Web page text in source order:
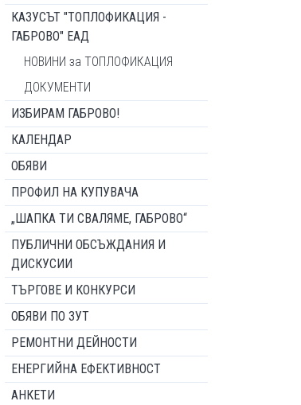
КАЗУСЪТ "ТОПЛОФИКАЦИЯ -
ГАБРОВО" ЕАД
НОВИНИ за ТОПЛОФИКАЦИЯ
ДОКУМЕНТИ
ИЗБИРАМ ГАБРОВО!
КАЛЕНДАР
ОБЯВИ
ПРОФИЛ НА КУПУВАЧА
„ШАПКА ТИ СВАЛЯМЕ, ГАБРОВО“
ПУБЛИЧНИ ОБСЪЖДАНИЯ И
ДИСКУСИИ
ТЪРГОВЕ И КОНКУРСИ
ОБЯВИ ПО ЗУТ
РЕМОНТНИ ДЕЙНОСТИ
ЕНЕРГИЙНА ЕФЕКТИВНОСТ
АНКЕТИ